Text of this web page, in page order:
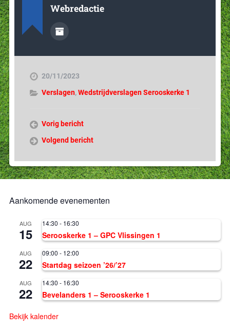
Webredactie
20/11/2023
Verslagen,Wedstrijdverslagen Serooskerke 1
Vorig bericht
Volgend bericht
Aankomende evenementen
AUG
15
14:30 - 16:30
Serooskerke 1 – GPC Vlissingen 1
AUG
22
09:00 - 12:00
Startdag seizoen ’26/’27
AUG
22
14:30 - 16:30
Bevelanders 1 – Serooskerke 1
Bekijk kalender